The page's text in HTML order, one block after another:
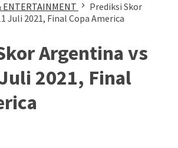
ENTERTAINMENT
Prediksi Skor
Juli 2021, Final Copa America
Argentina vs
2021, Final